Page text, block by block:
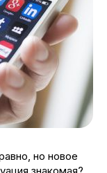
но новое